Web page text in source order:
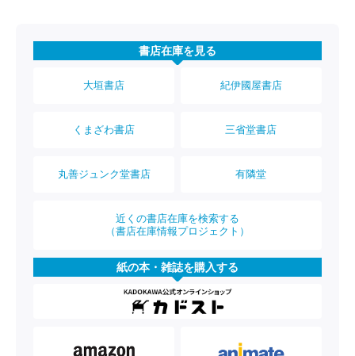
書店在庫を見る
大垣書店 紀伊國屋書店
くまざわ書店 三省堂書店
丸善ジュンク堂書店 有隣堂
近くの書店在庫を検索する
（書店在庫情報プロジェクト）
紙の本・雑誌を購入する